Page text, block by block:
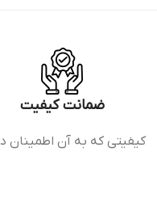
ضمانت کیفیت
کیفیتی که به آن اطمینان